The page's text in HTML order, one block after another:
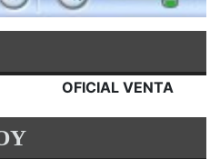
OFICIAL VENTA